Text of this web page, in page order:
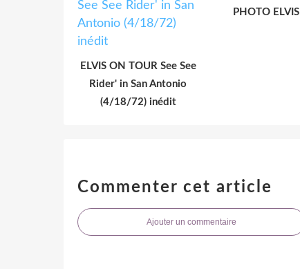
ELVIS ON TOUR See See
Rider' in San Antonio
(4/18/72) inédit
PHOTO ELVIS
Commenter cet article
Ajouter un commentaire